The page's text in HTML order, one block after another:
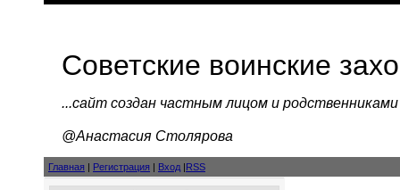
Советские воинские
...cайт создан частным лицом и
@Анастасия Столярова
Главная | Регистрация | Вход |RSS